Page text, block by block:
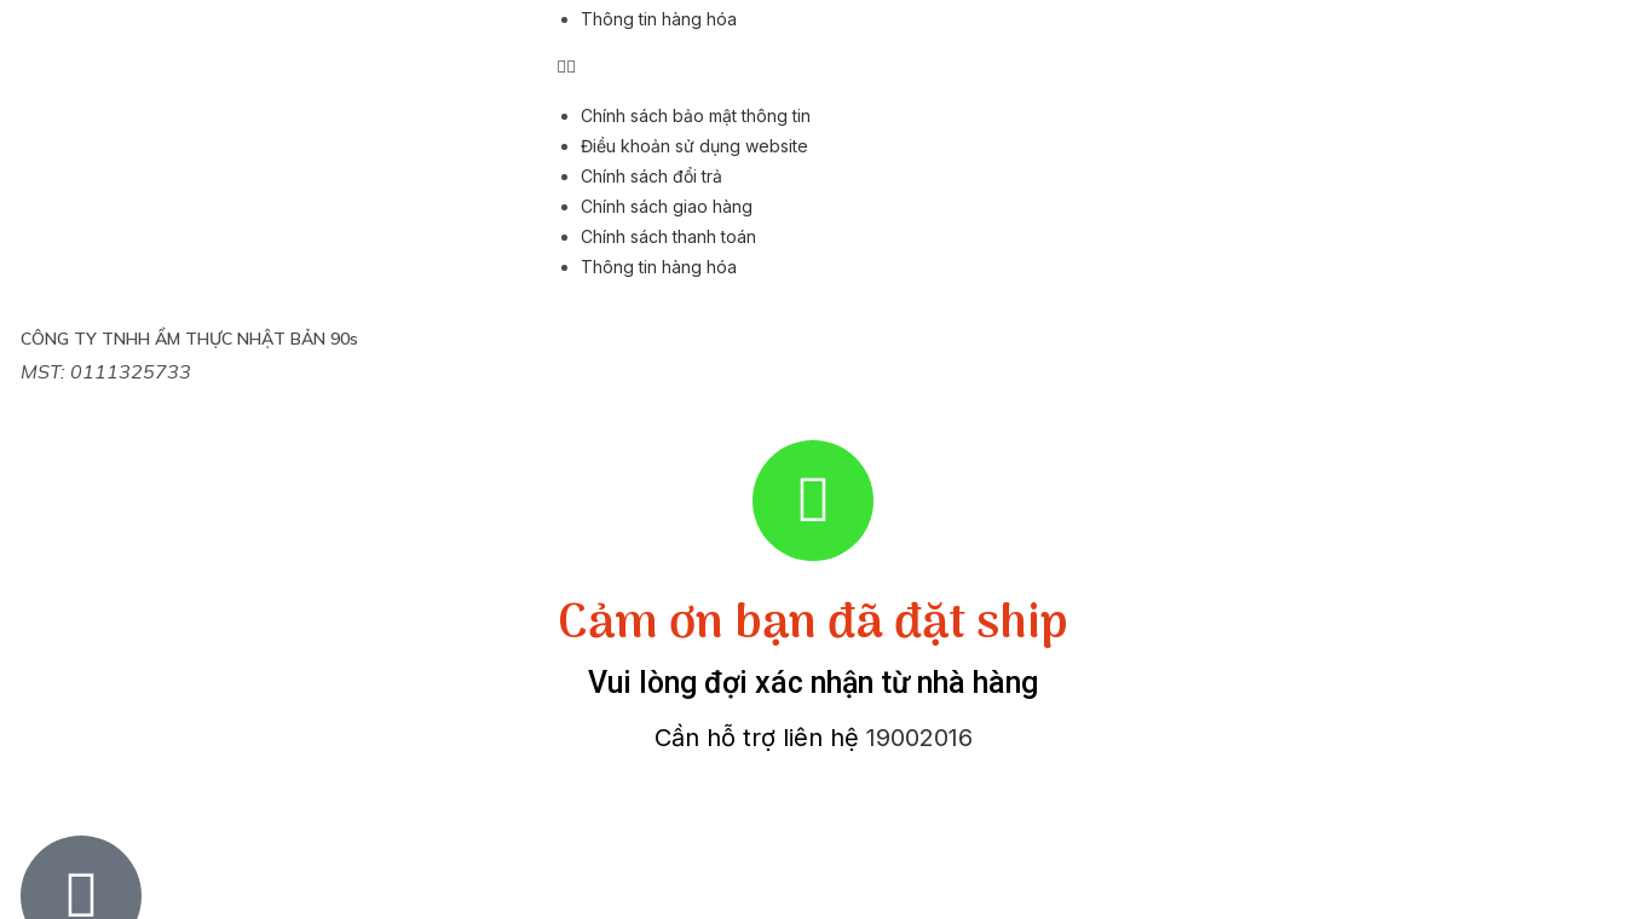
Thông tin hàng hóa
Chính sách bảo mật thông tin
Điều khoản sử dụng website
Chính sách đổi trả
Chính sách giao hàng
Chính sách thanh toán
Thông tin hàng hóa
CÔNG TY TNHH ẨM THỰC NHẬT BẢN 90s
MST: 0111325733
Cảm ơn bạn đã đặt ship
Vui lòng đợi xác nhận từ nhà hàng
Cần hỗ trợ liên hệ 19002016